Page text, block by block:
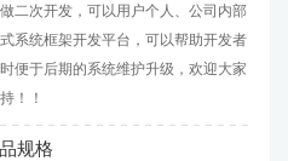
二次开发，可以用户个人、公司内部
系统框架开发平台，可以帮助开发者
便于后期的系统维护升级，欢迎大家
！！
规格